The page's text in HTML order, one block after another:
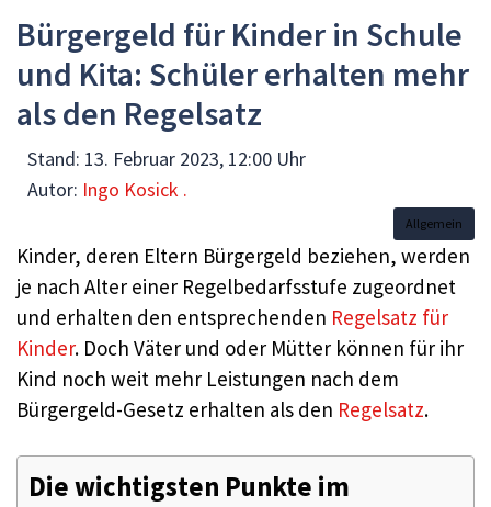
Bürgergeld für Kinder in Schule
und Kita: Schüler erhalten mehr
als den Regelsatz
Stand: 13. Februar 2023, 12:00 Uhr
Autor: Ingo Kosick .
Allgemein
Kinder, deren Eltern Bürgergeld beziehen, werden
je nach Alter einer Regelbedarfsstufe zugeordnet
und erhalten den entsprechenden Regelsatz für
Kinder. Doch Väter und oder Mütter können für ihr
Kind noch weit mehr Leistungen nach dem
Bürgergeld-Gesetz erhalten als den Regelsatz.
Die wichtigsten Punkte im